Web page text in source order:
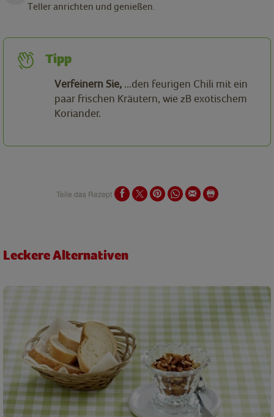
Teller anrichten und genießen.
Tipp
Verfeinern Sie, ...den feurigen Chili mit ein
paar frischen Kräutern, wie zB exotischem
Koriander.
Teile das Rezept
Leckere Alternativen